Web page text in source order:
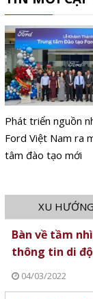
Phát triển nguồn
Ford Việt Nam ra
tâm đào tạo mới
XU
Bàn về tầm
thông tin di
04/03/2022